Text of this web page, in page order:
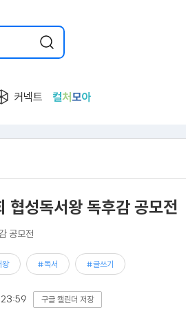
커넥트 컬처 모아
협성독서왕 독후감 공모전
공모전
왕 #독서 #글쓰기
구글 캘린더 저장